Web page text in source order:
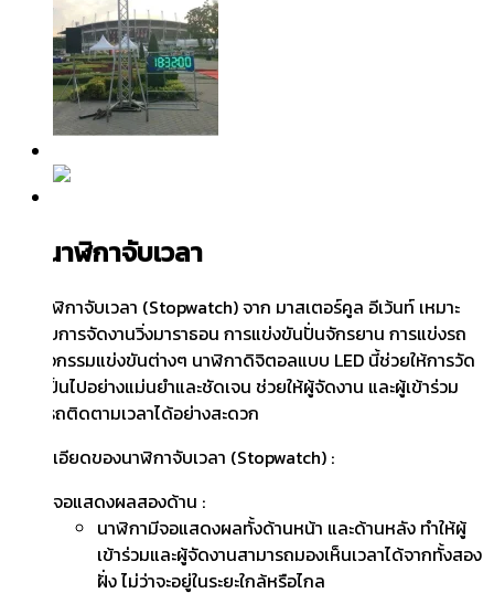
เช่านาฬิกาจับเวลา
เช่านาฬิกาจับเวลา (Stopwatch) จาก มาสเตอร์คูล อีเว้นท์ เหมาะ
สำหรับการจัดงานวิ่งมาราธอน การแข่งขันปั่นจักรยาน การแข่งรถ
และกิจกรรมแข่งขันต่างๆ นาฬิกาดิจิตอลแบบ LED นี้ช่วยให้การวัด
เวลาเป็นไปอย่างแม่นยำและชัดเจน ช่วยให้ผู้จัดงาน และผู้เข้าร่วม
สามารถติดตามเวลาได้อย่างสะดวก